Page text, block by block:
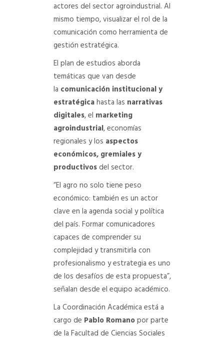
actores del sector agroindustrial. Al
mismo tiempo, visualizar el rol de la
comunicación como herramienta de
gestión estratégica.
El plan de estudios aborda
temáticas que van desde
la comunicación institucional y
estratégicahasta las narrativas
digitales, el marketing
agroindustrial, economías
regionales y los aspectos
económicos, gremiales y
productivosdel sector.
“El agro no solo tiene peso
económico: también es un actor
clave en la agenda social y política
del país. Formar comunicadores
capaces de comprender su
complejidad y transmitirla con
profesionalismo y estrategia es uno
de los desafíos de esta propuesta”,
señalan desde el equipo académico.
La Coordinación Académica está a
cargo de Pablo Romanopor parte
de la Facultad de Ciencias Sociales